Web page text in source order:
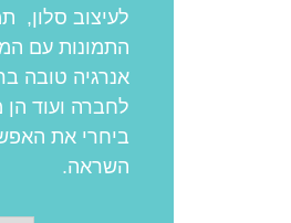
לעיצוב סלון,
התמונות עם
אנרגיה טובה
ביחרי את
השראה.